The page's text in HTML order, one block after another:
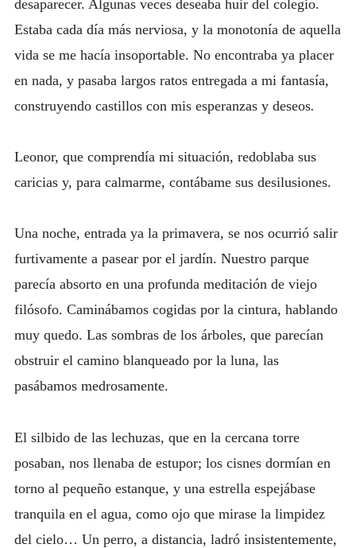
desaparecer. Algunas veces deseaba huir del colegio.
Estaba cada día más nerviosa, y la monotonía de aquella
vida se me hacía insoportable. No encontraba ya placer
en nada, y pasaba largos ratos entregada a mi fantasía,
construyendo castillos con mis esperanzas y deseos.
Leonor, que comprendía mi situación, redoblaba sus
caricias y, para calmarme, contábame sus desilusiones.
Una noche, entrada ya la primavera, se nos ocurrió salir
furtivamente a pasear por el jardín. Nuestro parque
parecía absorto en una profunda meditación de viejo
filósofo. Caminábamos cogidas por la cintura, hablando
muy quedo. Las sombras de los árboles, que parecían
obstruir el camino blanqueado por la luna, las
pasábamos medrosamente.
El silbido de las lechuzas, que en la cercana torre
posaban, nos llenaba de estupor; los cisnes dormían en
torno al pequeño estanque, y una estrella espejábase
tranquila en el agua, como ojo que mirase la limpidez
del cielo… Un perro, a distancia, ladró insistentemente,